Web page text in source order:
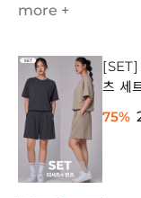
more +
[SET]
츠 세
75%